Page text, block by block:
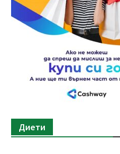
Диети